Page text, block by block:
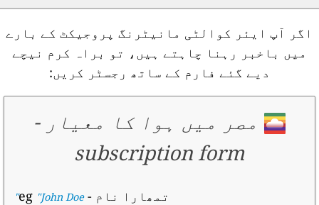
اگر آپ ایئر کوالٹی مانیٹرنگ پروجیکٹ کے بارے
میں باخبر رہنا چاہتے ہیں، تو براہ کرم نیچے
دیے گئے فارم کے ساتھ رجسٹر کریں:
مصر میں ہوا کا معیار -
subscription form
تمھارا نام- eg
"John Doe"